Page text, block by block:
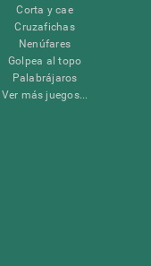
Corta y cae
Cruzafichas
Nenúfares
Golpea al topo
Palabrájaros
Ver más juegos...